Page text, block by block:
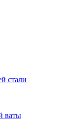
стали
ваты